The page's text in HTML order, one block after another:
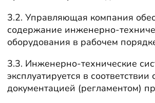
3.2. Управляющая компания
содержание инженерно-
оборудования в рабочем
3.3. Инженерно-технические
эксплуатируется в соответствии
документацией (регламентом)